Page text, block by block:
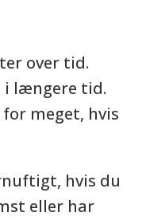
over tid.
i længere tid.
meget, hvis
hvis du
eller har